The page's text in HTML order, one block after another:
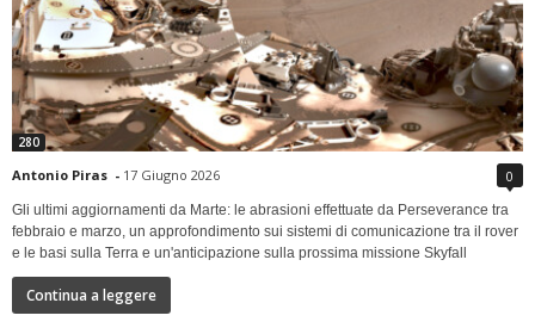
280
Antonio Piras - 17 Giugno 2026 0
Gli ultimi aggiornamenti da Marte: le abrasioni effettuate da Perseverance tra
febbraio e marzo, un approfondimento sui sistemi di comunicazione tra il rover
e le basi sulla Terra e un'anticipazione sulla prossima missione Skyfall
Continua a leggere